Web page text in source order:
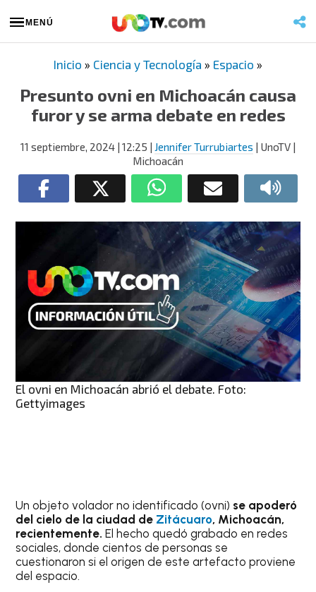
MENÚ
Inicio » Ciencia y Tecnología » Espacio »
Presunto ovni en Michoacán causa
furor y se arma debate en redes
11 septiembre, 2024 | 12:25 | Jennifer Turrubiartes | UnoTV |
Michoacán
El ovni en Michoacán abrió el debate. Foto:
Gettyimages
Un objeto volador no identificado (ovni) se apoderó
del cielo de la ciudad de Zitácuaro, Michoacán,
recientemente. El hecho quedó grabado en redes
sociales, donde cientos de personas se
cuestionaron si el origen de este artefacto proviene
del espacio.